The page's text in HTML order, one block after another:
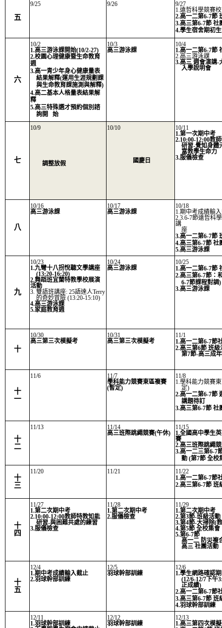
五
9/25 9/26
9/27
1.遠哲科學競賽
2.高一二第6-7節
3.高三第6-7節 社
4.學生宿舍期初
六
10/2
1.高三游泳課開始(10/2-27)
2.校園心理健康暨生命教育
週
3.高一青少年身心健康量表
結果解釋(運用生涯規劃課
與生命教育課施測與解釋)
4.高二基本人格量表結果解
釋
5.高三特殊選才預約個別諮
詢開 始
10/3
高三游泳課
10/4
1.高一二第6-7節
2.高三游泳課
3.高三 週會演講-
入學說明會
七
10/9
調整放假
10/10
國慶日
10/11
1.第一次期中考
2.10:00-12:00教
研習-覺知身體
富教學生命力
3.服儀檢查
八
10/16
高三游泳課
10/17
高三游泳課
10/18
1.期中考成績輸
2.3.6-7節遠哲科
講
座
3.高一二第6-7節
4.高三第6-7節 社
5.高三游泳課
九
10/23
1.九彎十八拐悅聽文學講座
(13:20-16:20)
2.舞蹈班宜蘭特教學校展演
活動
3. 雙語班講座: 25語達人Terry
的奇妙冒險 (13:20-15:10)
4.高三游泳課
5.家庭教育週
10/24
高三游泳課
10/25
1.高一二第6-7節
2.高三第6-7節：
6-7節課程對調)
3.高三游泳課
十
10/30
高三第三次模擬考
10/31
高三第三次模擬考
11/1
1.高一二第6-7節
2.高三第6節 班級
第7節-高三成
十
一
11/6
11/7
學科能力競賽東區複賽
(暫定)
11/8
1.學科能力競賽
定)
2.高一二第6-7節
講題待訂
3.高三第6-7節 社
十
二
11/13
11/14
高三班際跳繩競賽(午休)
11/15
1.全國高中學生
賽
2.高三班際跳繩
3.高一二三第6-7
動 (第7節 全校
十
三
11/20 11/21
11/22
1.高一二第6-7節
2.高三第6-7節 班
十
四
11/27
1.第二次期中考
2.10:00-12:00教師特教知能
研習-與困難共處的練習
3.服儀檢查
11/28
1.第二次期中考
2.服儀檢查
11/29
1.第二次期中考
2.第3節-班級活動
3.第4節-大掃除(
4.第5節 全校集會
5.第6-7節
高一二 防災複
高三 社團活動
十
五
12/4
1.期中考成績輸入截止
2.羽球幹部訓練
12/5
羽球幹部訓練
12/6
1.學生網路確認
(12/6-12/7下午
正成績)
2.高一二第6-7節
3.高三第6-7節 班
4.羽球幹部訓練
12/11
1.羽球幹部訓練
12/12
羽球幹部訓練
12/13
1.高三第四次模